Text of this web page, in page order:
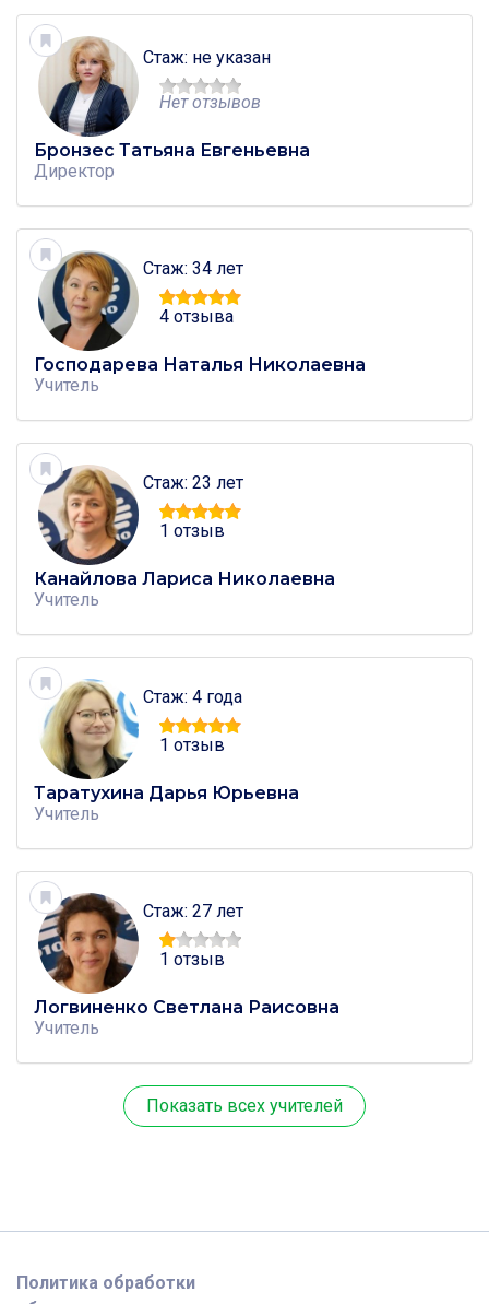
Стаж: не указан
Нет отзывов
Бронзес Татьяна Евгеньевна
Директор
Стаж: 34 лет
4 отзыва
Господарева Наталья Николаевна
Учитель
Стаж: 23 лет
1 отзыв
Канайлова Лариса Николаевна
Учитель
Стаж: 4 года
1 отзыв
Таратухина Дарья Юрьевна
Учитель
Стаж: 27 лет
1 отзыв
Логвиненко Светлана Раисовна
Учитель
Показать всех учителей
Политика обработки